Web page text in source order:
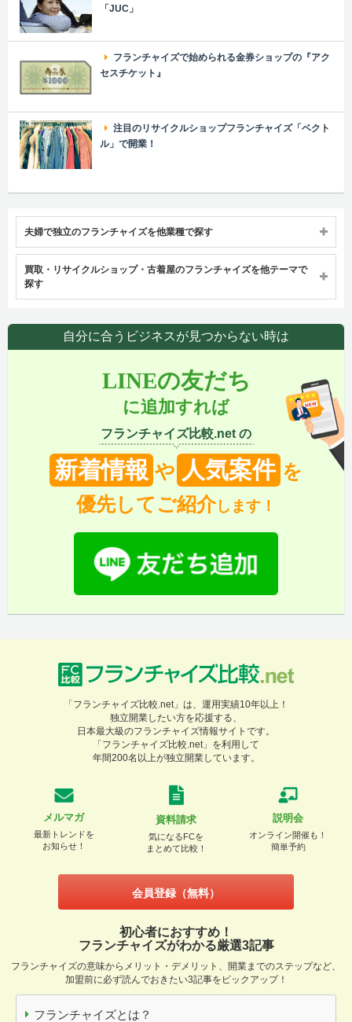
「JUC」
フランチャイズで始められる金券ショップの『アク
セスチケット』
注目のリサイクルショップフランチャイズ「ベクト
ル」で開業！
夫婦で独立のフランチャイズを他業種で探す
買取・リサイクルショップ・古着屋のフランチャイズを他テーマで
探す
自分に合うビジネスが見つからない時は
LINEの友だち
に追加すれば
フランチャイズ比較.net の
新着情報 や 人気案件 を
優先してご紹介します！
「フランチャイズ比較.net」は、運用実績10年以上！
独立開業したい方を応援する、
日本最大級のフランチャイズ情報サイトです。
「フランチャイズ比較.net」を利用して
年間200名以上が独立開業しています。
メルマガ
最新トレンドを
お知らせ！
資料請求
気になるFCを
まとめて比較！
説明会
オンライン開催も！
簡単予約
会員登録（無料）
初心者におすすめ！
フランチャイズがわかる厳選3記事
フランチャイズの意味からメリット・デメリット、開業までのステップなど、
加盟前に必ず読んでおきたい3記事をピックアップ！
フランチャイズとは？